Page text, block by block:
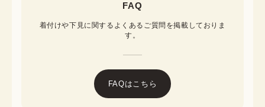
FAQ
着付けや下見に関するよくあるご質問を掲載しておりま
す。
FAQはこちら